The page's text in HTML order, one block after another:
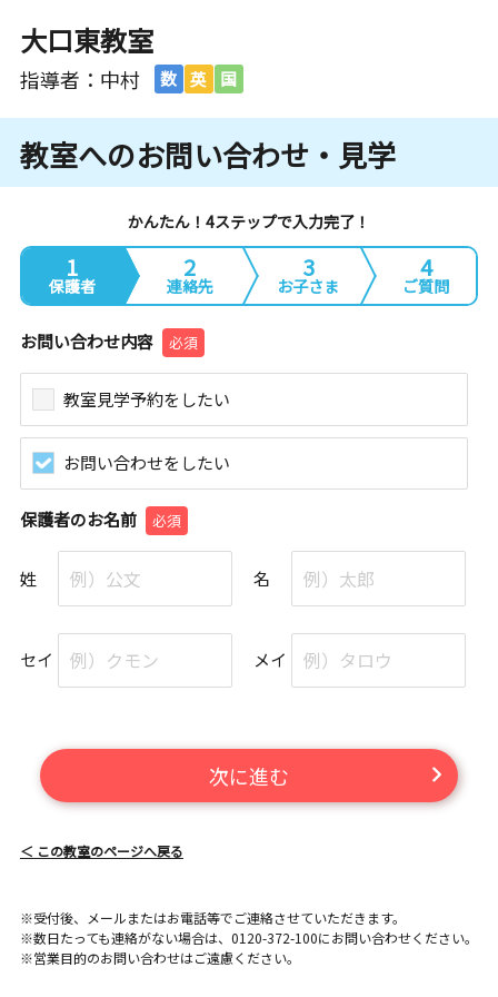
大口東教室
指導者：中村 数 英 国
教室へのお問い合わせ・見学
かんたん！4ステップで入力完了！
1
保護者
2
連絡先
3
お子さま
4
ご質問
お問い合わせ内容 必須
教室見学予約をしたい
お問い合わせをしたい
保護者のお名前 必須
姓 名
セイ メイ
次に進む
＜ この教室のページへ戻る
※受付後、メールまたはお電話等でご連絡させていただきます。
※数日たっても連絡がない場合は、0120-372-100にお問い合わせください。
※営業目的のお問い合わせはご遠慮ください。